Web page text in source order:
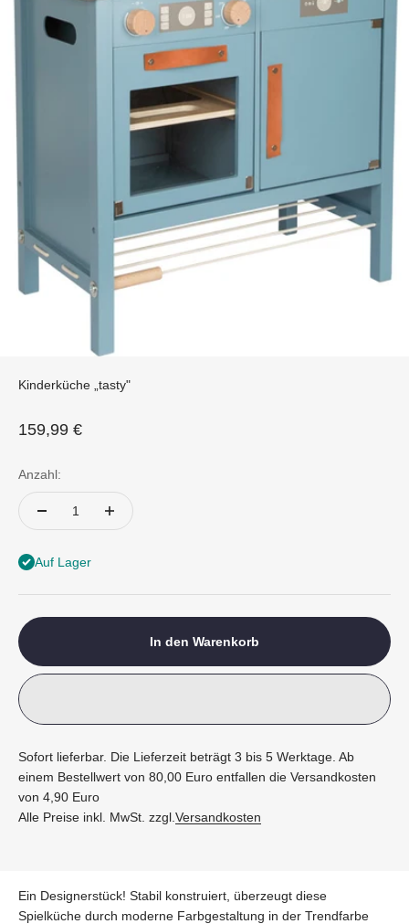
Kinderküche „tasty"
Angebot
159,99 €
Anzahl:
Auf Lager
In den Warenkorb
Sofort lieferbar. Die Lieferzeit beträgt 3 bis 5 Werktage. Ab
einem Bestellwert von 80,00 Euro entfallen die Versandkosten
von 4,90 Euro
Alle Preise inkl. MwSt. zzgl. Versandkosten
Ein Designerstück! Stabil konstruiert, überzeugt diese
Spielküche durch moderne Farbgestaltung in der Trendfarbe